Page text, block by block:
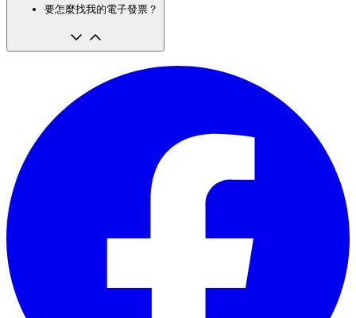
要怎麼找我的電子發票？